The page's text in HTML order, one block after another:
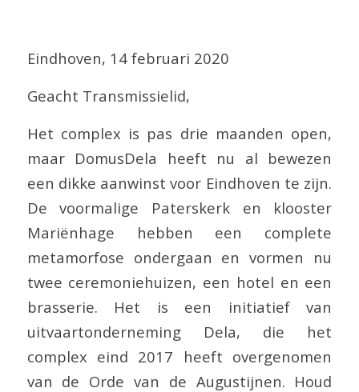
Eindhoven, 14 februari 2020
Geacht Transmissielid,
Het complex is pas drie maanden open,
maar DomusDela heeft nu al bewezen
een dikke aanwinst voor Eindhoven te zijn.
De voormalige Paterskerk en klooster
Mariënhage hebben een complete
metamorfose ondergaan en vormen nu
twee ceremoniehuizen, een hotel en een
brasserie. Het is een initiatief van
uitvaartonderneming Dela, die het
complex eind 2017 heeft overgenomen
van de Orde van de Augustijnen. Houd